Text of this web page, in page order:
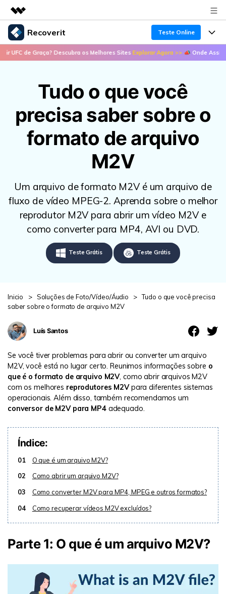
Produtos em destaque
Criatividade digital com IA generativa
Sobre nós
Sala de imprensa
Recoverit Teste Online
Produtos
Recoverit para Windows
Uma ferramenta líder de recuperação de dados
para Windows
Teste Grátis
Recoverit para Mac
Recupere dados ilimitados do sistema Mac
Teste Grátis
Teste Grátis
Outros Produtos
Repairit - Reparar Dados
UBackit - Backup de Dados
Recursos
Recuperar arquivos de mídia
Recuperar arquivos de documentos
Recuperação de dispositivos
VERIFIQUE TODOS OS RECURSOS
Soluções
Soluções de arquivos
Soluções para computadores
Soluções de backup
ENCONTRAR MAIS SOLUÇÕES
Porque Recoverit
Especialista em recuperação de dados
Histórias de usuários
Tema Quente
Entrar
search
Teste Online
Graça? Descubra os Melhores SitesExplorar Agora >> 📣 Onde Assistir UFC
Tudo o que você
precisa saber sobre o
formato de arquivo
M2V
Um arquivo de formato M2V é um arquivo de
fluxo de vídeo MPEG-2. Aprenda sobre o melhor
reprodutor M2V para abrir um vídeo M2V e
como converter para MP4, AVI ou DVD.
Teste Grátis Teste Grátis
Inicio > Soluções de Foto/Vídeo/Áudio > Tudo o que você precisa
saber sobre o formato de arquivo M2V
Luís Santos
Se você tiver problemas para abrir ou converter um arquivo
M2V, você está no lugar certo. Reunimos informações sobre o
que é o formato de arquivo M2V, como abrir arquivos M2V
com os melhores reprodutores M2Vpara diferentes sistemas
operacionais. Além disso, também recomendamos um
conversor de M2V para MP4adequado.
Índice:
01
O que é um arquivo M2V?
02
Como abrir um arquivo M2V?
03
Como converter M2V para MP4, MPEG e outros formatos?
04
Como recuperar vídeos M2V excluídos?
Parte 1: O que é um arquivo M2V?